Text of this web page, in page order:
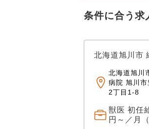
条件に合う求
北海道旭川市
北海道旭川
病院 旭川
2丁目1-8
獣医 初任
円～／月